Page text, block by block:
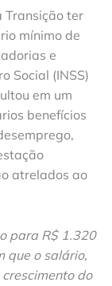
Transição ter
mínimo de
e
Social (INSS)
em um
benefícios
atrelados ao
para R$ 1.320
que o salário,
do